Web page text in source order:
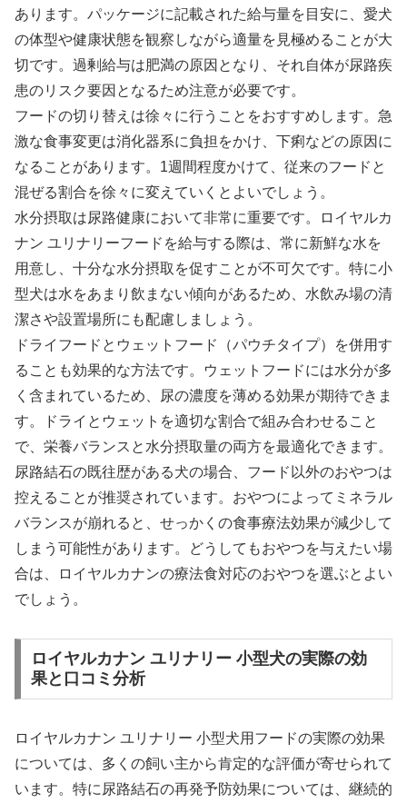
あります。パッケージに記載された給与量を目安に、愛犬
の体型や健康状態を観察しながら適量を見極めることが大
切です。過剰給与は肥満の原因となり、それ自体が尿路疾
患のリスク要因となるため注意が必要です。
フードの切り替えは徐々に行うことをおすすめします。急
激な食事変更は消化器系に負担をかけ、下痢などの原因に
なることがあります。1週間程度かけて、従来のフードと
混ぜる割合を徐々に変えていくとよいでしょう。
水分摂取は尿路健康において非常に重要です。ロイヤルカ
ナン ユリナリーフードを給与する際は、常に新鮮な水を
用意し、十分な水分摂取を促すことが不可欠です。特に小
型犬は水をあまり飲まない傾向があるため、水飲み場の清
潔さや設置場所にも配慮しましょう。
ドライフードとウェットフード（パウチタイプ）を併用す
ることも効果的な方法です。ウェットフードには水分が多
く含まれているため、尿の濃度を薄める効果が期待できま
す。ドライとウェットを適切な割合で組み合わせること
で、栄養バランスと水分摂取量の両方を最適化できます。
尿路結石の既往歴がある犬の場合、フード以外のおやつは
控えることが推奨されています。おやつによってミネラル
バランスが崩れると、せっかくの食事療法効果が減少して
しまう可能性があります。どうしてもおやつを与えたい場
合は、ロイヤルカナンの療法食対応のおやつを選ぶとよい
でしょう。
ロイヤルカナン ユリナリー 小型犬の実際の効
果と口コミ分析
ロイヤルカナン ユリナリー 小型犬用フードの実際の効果
については、多くの飼い主から肯定的な評価が寄せられて
います。特に尿路結石の再発予防効果については、継続的